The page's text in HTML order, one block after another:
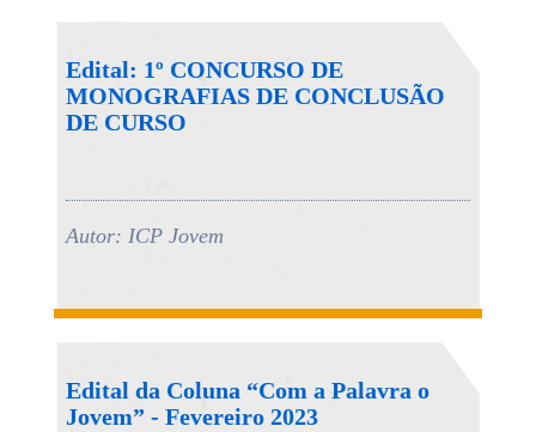
Edital: 1º CONCURSO DE
MONOGRAFIAS DE CONCLUSÃO
DE CURSO
Autor: ICP Jovem
Edital da Coluna “Com a Palavra o
Jovem” - Fevereiro 2023